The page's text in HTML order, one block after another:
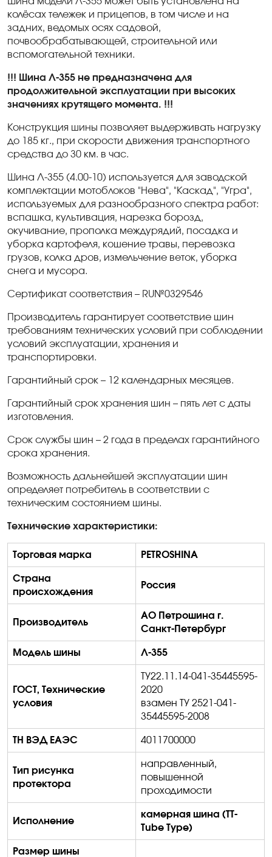
колёсах тележек и прицепов, в том числе и на
задних, ведомых осях садовой,
почвообрабатывающей, строительной или
вспомогательной техники.
!!! Шина Л-355 не предназначена для
продолжительной эксплуатации при высоких
значениях крутящего момента. !!!
Конструкция шины позволяет выдерживать нагрузку
до 185 кг., при скорости движения транспортного
средства до 30 км. в час.
Шина Л-355 (4.00-10) используется для заводской
комплектации мотоблоков "Нева", "Каскад", "Угра",
используемых для разнообразного спектра работ:
вспашка, культивация, нарезка борозд,
окучивание, прополка междурядий, посадка и
уборка картофеля, кошение травы, перевозка
грузов, колка дров, измельчение веток, уборка
снега и мусора.
Сертификат соответствия – RU№0329546
Производитель гарантирует соответствие шин
требованиям технических условий при соблюдении
условий эксплуатации, хранения и
транспортировки.
Гарантийный срок – 12 календарных месяцев.
Гарантийный срок хранения шин – пять лет с даты
изготовления.
Срок службы шин – 2 года в пределах гарантийного
срока хранения.
Возможность дальнейшей эксплуатации шин
определяет потребитель в соответствии с
техническим состоянием шины.
Технические характеристики:
Торговая марка PETROSHINA
Страна
происхождения
Россия
Производитель
АО Петрошина г.
Санкт-Петербург
Модель шины Л-355
ГОСТ, Технические
условия
ТУ22.11.14-041-35445595-
2020
взамен ТУ 2521-041-
35445595-2008
ТН ВЭД ЕАЭС 4011700000
Тип рисунка
протектора
направленный,
повышенной
проходимости
Исполнение
камерная шина (TT-
Tube Type)
Размер шины